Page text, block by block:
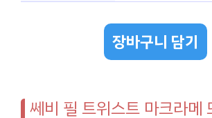
장바구니 담기
쎄비 필 트위스트 마크라메